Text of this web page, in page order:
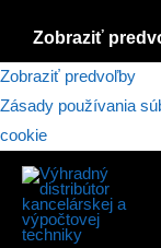
Zobraziť
Zobraziť predvoľby
Zásady používania
cookie
Preskočiť
obsah